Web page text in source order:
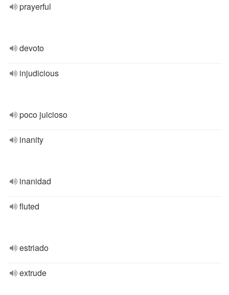
prayerful
devoto
injudicious
poco juicioso
inanity
inanidad
fluted
estriado
extrude